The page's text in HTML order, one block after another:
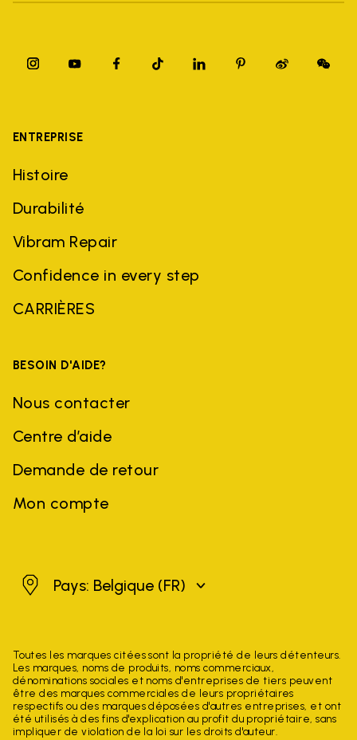
ENTREPRISE
Histoire
Durabilité
Vibram Repair
Confidence in every step
CARRIÈRES
BESOIN D'AIDE?
Nous contacter
Centre d’aide
Demande de retour
Mon compte
BelgiquePays: Belgique (FR)
Toutes les marques citées sont la propriété de leurs détenteurs.
Les marques, noms de produits, noms commerciaux,
dénominations sociales et noms d'entreprises de tiers peuvent
être des marques commerciales de leurs propriétaires
respectifs ou des marques déposées d'autres entreprises, et ont
été utilisés à des fins d'explication au profit du propriétaire, sans
impliquer de violation de la loi sur les droits d'auteur.